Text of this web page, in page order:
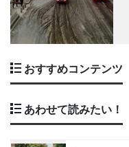
おすすめコンテンツ
あわせて読みたい！